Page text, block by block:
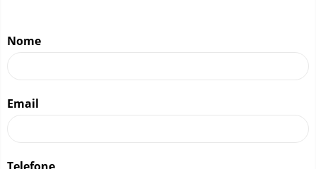
Nome
Email